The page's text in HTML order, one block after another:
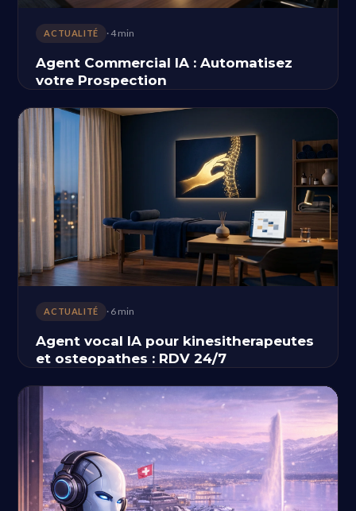
ACTUALITÉ · 4 min
Agent Commercial IA : Automatisez
votre Prospection
ACTUALITÉ · 6 min
Agent vocal IA pour kinesitherapeutes
et osteopathes : RDV 24/7